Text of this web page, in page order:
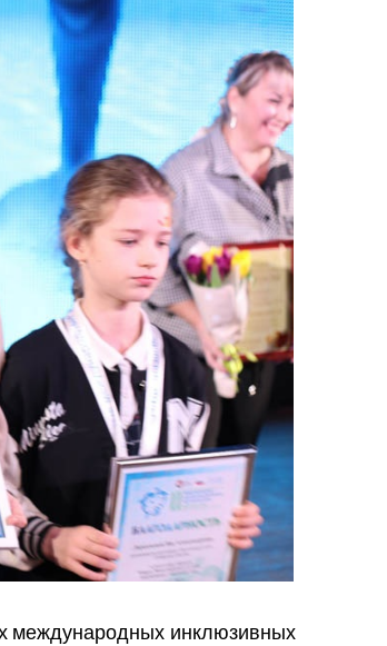
международных инклюзивных